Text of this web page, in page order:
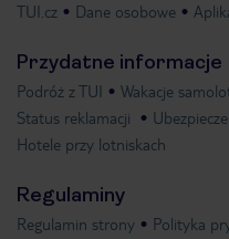
TUI.cz
Dane osobowe
Przydatne informacje
Podróż z TUI Wakacje
Status reklamacji
Hotele przy lotniskach
Regulaminy
Regulamin strony Polityka